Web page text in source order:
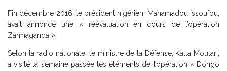
Fin décembre 2016, le président nigérien, Mahamadou Issoufou,
avait annoncé une « réévaluation en cours de l’opération
Zarmaganda ».
Selon la radio nationale, le ministre de la Défense, Kalla Moutari,
a visité la semaine passée les éléments de l’opération « Dongo